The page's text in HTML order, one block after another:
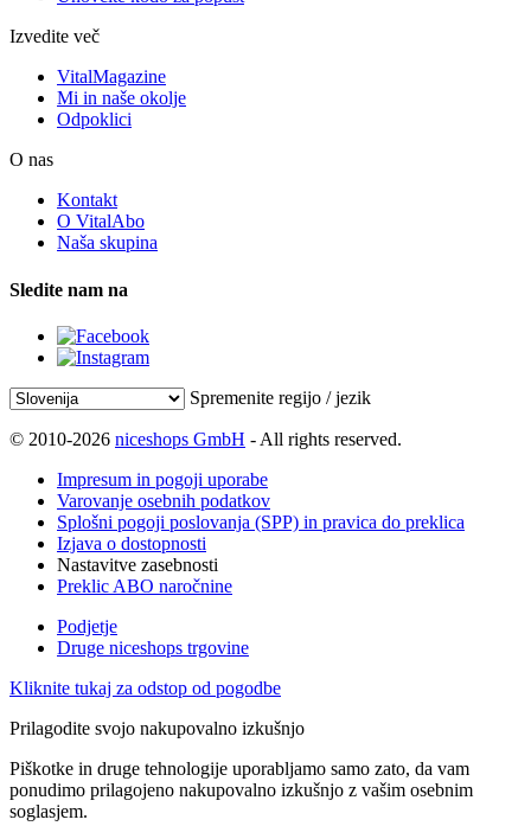
Izvedite več
VitalMagazine
Mi in naše okolje
Odpoklici
O nas
Kontakt
O VitalAbo
Naša skupina
Sledite nam na
Spremenite regijo / jezik
© 2010-2026 niceshops GmbH - All rights reserved.
Impresum in pogoji uporabe
Varovanje osebnih podatkov
Splošni pogoji poslovanja (SPP) in pravica do preklica
Izjava o dostopnosti
Nastavitve zasebnosti
Preklic ABO naročnine
Podjetje
Druge niceshops trgovine
Kliknite tukaj za odstop od pogodbe
Prilagodite svojo nakupovalno izkušnjo
Piškotke in druge tehnologije uporabljamo samo zato, da vam
ponudimo prilagojeno nakupovalno izkušnjo z vašim osebnim
soglasjem.